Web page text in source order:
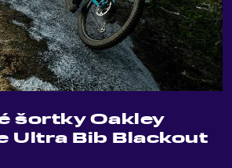
šortky Oakley
Ultra Bib Blackout